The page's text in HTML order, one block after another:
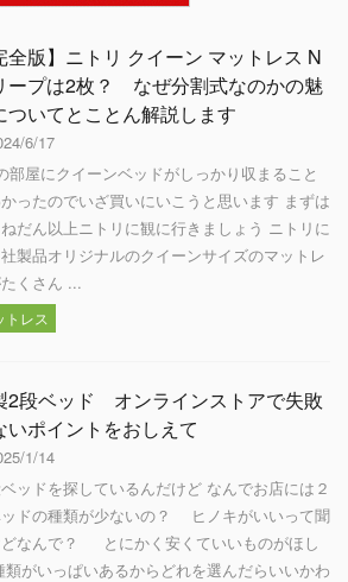
全版】ニトリ クイーン マットレス N
ープは2枚？ なぜ分割式なのかの魅
ついてとことん解説します
6/17
部屋にクイーンベッドがしっかり収まること
ったのでいざ買いにいこうと思います まずは
だん以上ニトリに観に行きましょう ニトリに
製品オリジナルのクイーンサイズのマットレ
くさん ...
トレス
2段ベッド オンラインストアで失敗
いポイントをおしえて
1/14
ベッドを探しているんだけど なんでお店には２
ドの種類が少ないの？ ヒノキがいいって聞
どなんで？ とにかく安くていいものがほし
類がいっぱいあるからどれを選んだらいいかわ